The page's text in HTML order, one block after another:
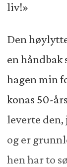
liv!»
Den
en håndbak
hagen min
konas 50-
leverte den,
og er
hen har to